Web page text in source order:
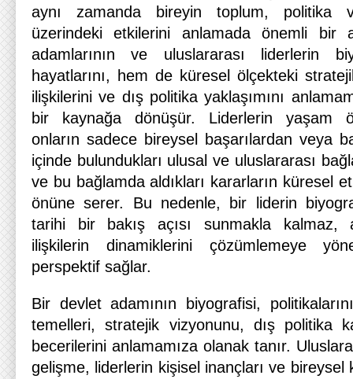
aynı zamanda bireyin toplum, politika
üzerindeki etkilerini anlamada önemli bir
adamlarının ve uluslararası liderlerin
hayatlarını, hem de küresel ölçekteki
ilişkilerini ve dış politika yaklaşımını
bir kaynağa dönüşür. Liderlerin yaşam
onların sadece bireysel başarılardan veya
içinde bulundukları ulusal ve uluslararası
ve bu bağlamda aldıkları kararların küresel
önüne serer. Bu nedenle, bir liderin
tarihi bir bakış açısı sunmakla kalmaz,
ilişkilerin dinamiklerini çözümlemeye
perspektif sağlar.
Bir devlet adamının biyografisi,
temelleri, stratejik vizyonunu, dış politika
becerilerini anlamamıza olanak tanır.
gelişme, liderlerin kişisel inançları ve bireysel